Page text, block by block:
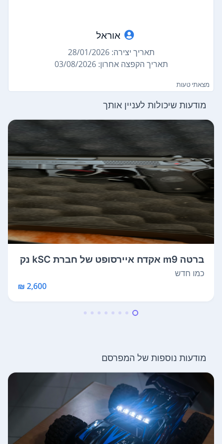
אוראל
תאריך יצירה: 28/01/2026
תאריך הקפצה אחרון: 03/08/2026
מצאתי טעות
מודעות שיכולות לעניין אותך
ברטה m9 אקדח איירסופט של חברת kSC נק
נה ל...
כמו חדש
2,600 ₪
מודעות נוספות של המפרסם